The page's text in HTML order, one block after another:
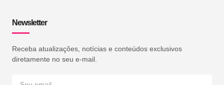
Newsletter
Receba atualizações, notícias e conteúdos exclusivos
diretamente no seu e-mail.